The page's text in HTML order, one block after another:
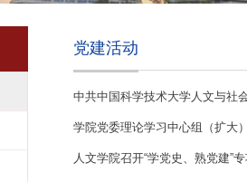
党建活动
中共中国科学技术大学人文与社
学院党委理论学习中心组（扩大
人文学院召开“学党史、熟党建”